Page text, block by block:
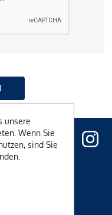
unsere
Wenn Sie
sind Sie